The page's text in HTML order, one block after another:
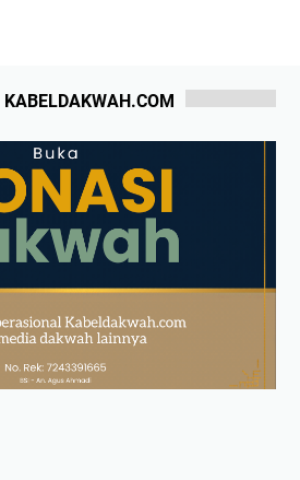
KABELDAKWAH.COM